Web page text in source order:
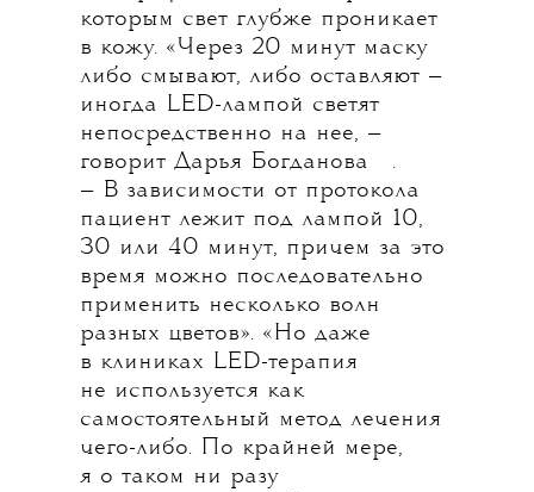
которым свет глубже проникает
в кожу. «Через 20 минут маску
либо смывают, либо оставляют —
иногда LED-лампой светят
непосредственно на нее, —
говорит Дарья Богданова
.
— В зависимости от протокола
пациент лежит под лампой 10,
30 или 40 минут, причем за это
время можно последовательно
применить несколько волн
разных цветов». «Но даже
в клиниках LED-терапия
не используется как
самостоятельный метод лечения
чего-либо. По крайней мере,
я о таком ни разу